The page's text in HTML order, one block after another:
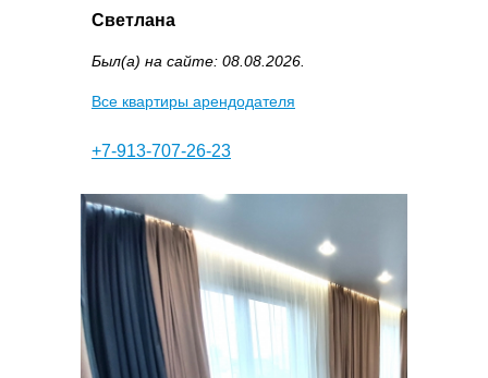
Светлана
Был(а) на сайте: 08.08.2026.
Все квартиры арендодателя
+7-913-707-26-23